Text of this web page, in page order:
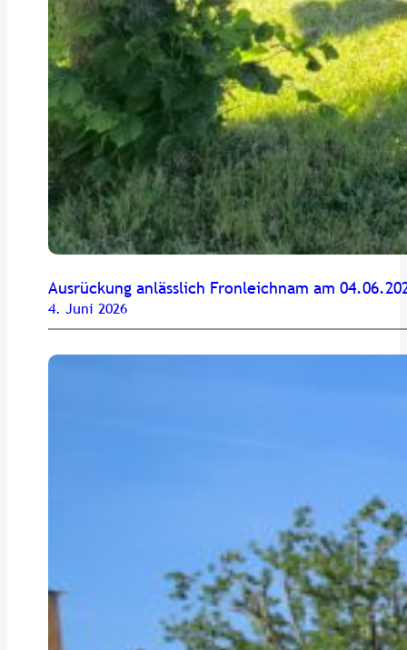
Ausrückung anlässlich Fronleichnam am
4. Juni 2026